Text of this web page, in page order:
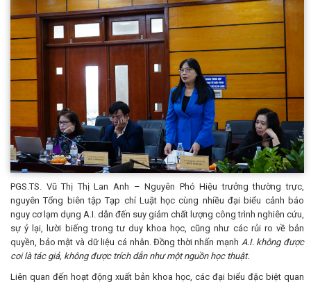
PGS.TS. Vũ Thị Thị Lan Anh – Nguyên Phó Hiệu trưởng thường trực,
nguyên Tổng biên tập Tạp chí Luật học cùng nhiều đại biểu cảnh báo
nguy cơ lạm dụng A.I. dẫn đến suy giảm chất lượng công trình nghiên cứu,
sự ỷ lại, lười biếng trong tư duy khoa học, cũng như các rủi ro về bản
quyền, bảo mật và dữ liệu cá nhân. Đồng thời nhấn mạnh A.I. không được
coi là tác giả, không được trích dẫn như một nguồn học thuật.
Liên quan đến hoạt động xuất bản khoa học, các đại biểu đặc biệt quan